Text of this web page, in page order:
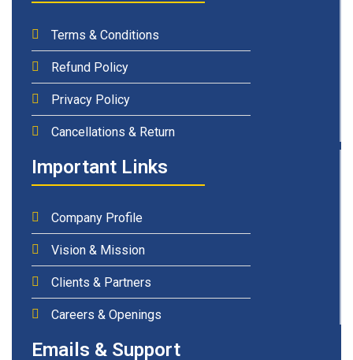
Terms & Conditions
Refund Policy
Privacy Policy
Cancellations & Return
Important Links
Company Profile
Vision & Mission
Clients & Partners
Careers & Openings
Emails & Support